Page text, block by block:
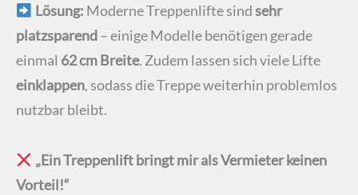
Lösung: Moderne Treppenlifte sindsehr
platzsparend– einige Modelle benötigen gerade
einmal 62 cm Breite. Zudem lassen sich viele Lifte
einklappen, sodass die Treppe weiterhin problemlos
nutzbar bleibt.
„Ein Treppenlift bringt mir als Vermieter keinen
Vorteil!“